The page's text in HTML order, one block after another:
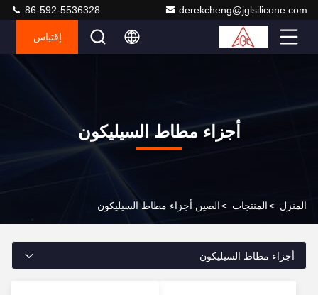
derekcheng@jglsilicone.com
86-592-5536328
إقتباس
أجزاء مطاط السيليكون
المنزل >المنتجات >الصين أجزاء مطاط السيليكون
أجزاء مطاط السيليكون